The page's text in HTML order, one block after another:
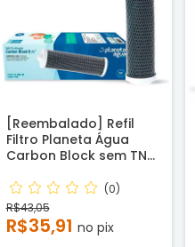
[Reembalado] Refil
Filtro Planeta Água
Carbon Block sem TNT
Carcaças de 9,3/4"
Planeta Água, BBI,
Pentair, Lorenzetti e
outras - Compatível
(0)
R$43,05
R$35,91 no pix